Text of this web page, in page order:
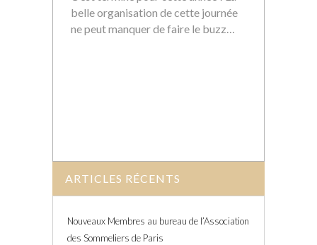
belle organisation de cette journée
ne peut manquer de faire le buzz…
ARTICLES RÉCENTS
Nouveaux Membres au bureau de l’Association
des Sommeliers de Paris